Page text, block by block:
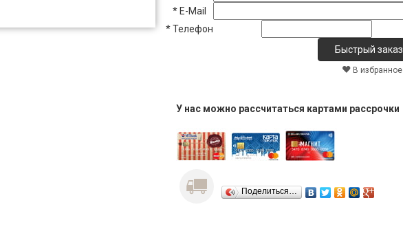
* E-Mail
*Телефон
В избранное
У нас можно рассчитаться картами рассрочки
Поделиться…